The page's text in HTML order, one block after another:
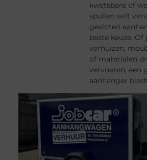
kwetsbare of
spullen wilt
gesloten
beste keuze. Of
verhuizen,
of materialen
vervoeren, een
aanhanger